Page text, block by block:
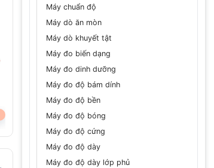
Máy chuẩn độ
Máy dò ăn mòn
Máy dò khuyết tật
Máy đo biến dạng
Máy đo dinh dưỡng
Máy đo độ bám dính
Máy đo độ bền
Máy đo độ bóng
Máy đo độ cứng
Máy đo độ dày
Máy đo độ dày lớp phủ